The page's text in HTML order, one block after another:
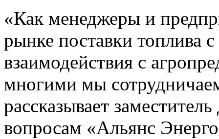
«Как менеджеры и
рынке поставки топлива
взаимодействия с
многими мы
рассказывает
вопросам «Альянс